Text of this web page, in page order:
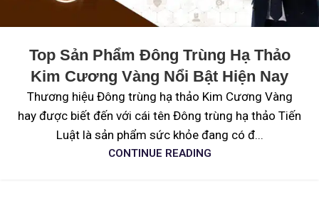
Top Sản Phẩm Đông Trùng Hạ Thảo
Kim Cương Vàng Nổi Bật Hiện Nay
Thương hiệu Đông trùng hạ thảo Kim Cương Vàng
hay được biết đến với cái tên Đông trùng hạ thảo Tiến
Luật là sản phẩm sức khỏe đang có đ...
CONTINUE READING